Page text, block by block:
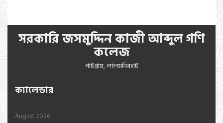
সরকারি জসমুদ্দিন কাজী আব্দুল গণি
কলেজ
পাটগ্রাম, লালমনিরহাট
ক্যালেন্ডার
August 2026